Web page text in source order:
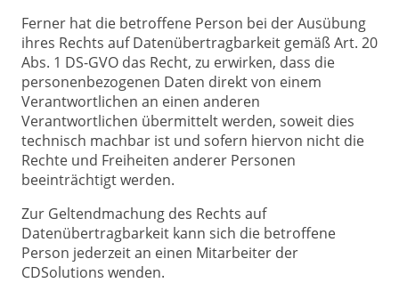
Ferner hat die betroffene Person bei der Ausübung
ihres Rechts auf Datenübertragbarkeit gemäß Art. 20
Abs. 1 DS-GVO das Recht, zu erwirken, dass die
personenbezogenen Daten direkt von einem
Verantwortlichen an einen anderen
Verantwortlichen übermittelt werden, soweit dies
technisch machbar ist und sofern hiervon nicht die
Rechte und Freiheiten anderer Personen
beeinträchtigt werden.
Zur Geltendmachung des Rechts auf
Datenübertragbarkeit kann sich die betroffene
Person jederzeit an einen Mitarbeiter der
CDSolutions wenden.